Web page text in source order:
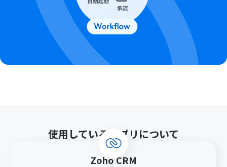
使用しているアプリについて
Zoho CRM